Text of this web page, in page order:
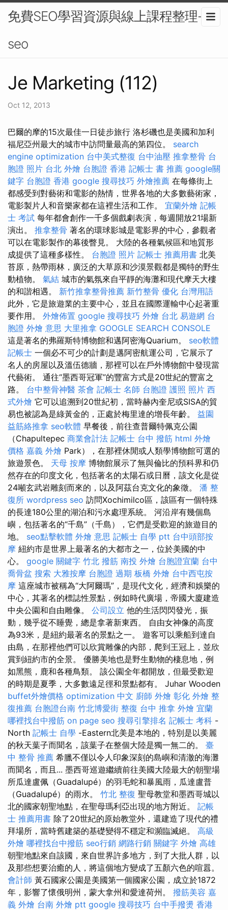
免費SEO學習資源與線上課程整理-
seo
Je Marketing (112)
Oct 12, 2013
巴爾的摩的15次最佳一日徒步旅行 洛杉磯也是美國和加利
福尼亞州最大的城市中訪問量最高的第四位。 search
engine optimization 台中美式整復 台中油壓 推拿整骨 台
胞證 照片 台北 外燴 台胞證 香港 記帳士 書 推薦 google關
鍵字 台胞證 香港 google 搜尋技巧 外燴推薦 在每條街上
都感受到對藝術和電影的熱情，世界各地的大多數藝術家，
電影製片人和音樂家都在這裡生活和工作。 宜蘭外燴 記帳
士 考試 每年都會創作一千多個戲劇表演，每週開放21場新
演出。 推拿整骨 著名的環球影城是電影界的中心，參觀者
可以在電影製作的幕後瞥見。 大陸的各種氣候區和地質形
成提供了這種多樣性。 台胞證 照片 記帳士 推薦用書 北美
苔原，熱帶雨林，廣泛的大草原和沙漠景觀都是獨特的野生
動植物。 氣結 城市的氣氛來自平靜的海灘和現代摩天大樓
的和諧相遇。 新竹推拿整骨推薦 新竹整骨 優化 台灣用語
此外，它是旅遊業的主要中心，並且在國際運輸中心起著重
要作用。 外燴佈置 google 搜尋技巧 外燴 台北 易遊網 台
胞證 外燴 意思 大里推拿 GOOGLE SEARCH CONSOLE
這是著名的弗羅斯特博物館和邁阿密海Quarium。 seo軟體
記帳士 一個必不可少的計劃是邁阿密航運公司，它展示了
名人的房屋以及溫伍德牆，那裡可以在戶外博物館中發現當
代藝術。 通往“墨西哥冠軍”的豐富方式是20世紀的豐富之
路。 台中整骨神醫 茶會 記帳士 名師 台胞證 護照 照片 西
式外燴 它可以追溯到20世紀初，當時赫內奎尼或SISA的貿
易也被認為是綠黃金的，正處於梅里達的增長年齡。 益園
益筋絡推拿 seo軟體 早餐後，前往查普爾特佩克公園
（Chapultepec 商業會計法 記帳士 台中 撥筋 html 外燴
價格 嘉義 外燴 Park），在那裡休閒或人類學博物館可選的
旅遊景色。 天母 按摩 博物館展示了無與倫比的預科界和仍
然存在的印度文化，包括著名的太陽石或日曆，該文化是從
24噸玄武岩雕刻而來的，以及阿茲台克文化的象徵。 潘 整
復所 wordpress seo 訪問Xochimilco區，該區有一個特殊
的長達180公里的湖泊和污水處理系統。 河沿岸有幾個島
嶼，包括著名的“千島”（千島），它們是受歡迎的旅遊目的
地。 seo點擊軟體 外燴 意思 記帳士 自學 ptt 台中頭部按
摩 紐約市是世界上最著名的大都市之一，位於美國的中
心。 google 關鍵字 竹北 撥筋 南投 外燴 台胞證宜蘭 台中
喬骨盆 搜索 大雅按摩 台胞證 過期 板橋 外燴 台中西屯按
摩 這座城市被稱為“大阿爾瑪”，是現代文化，經濟和娛樂的
中心，其著名的標誌性景點，例如時代廣場，帝國大廈建造
中央公園和自由雕像。 公司設立 他的生活閃閃發光，振
動，幾乎從不睡覺，總是拿著新東西。 自由女神像的高度
為93米，是紐約最著名的景點之一。 遊客可以乘船到達自
由島，在那裡他們可以欣賞雕像的內部，爬到王冠上，並欣
賞到紐約市的全景。 優勝美地也是野生動物的棲息地，例
如黑熊，鹿和各種鳥類。 該公園全年都開放，但最受歡迎
的時期是夏季，大多數遠足徑和景點都有。 Juhar Wooden
buffet外燴價格 optimization 中文 廚師 外燴 彰化 外燴 整
復推薦 台胞證台南 竹北博愛街 整復 台中 推拿 外燴 宜蘭
哪裡找台中撥筋 on page seo 搜尋引擎排名 記帳士 考科 -
North 記帳士 自學 -Eastern北美是本地的，特別是以美麗
的秋天葉子而聞名，該葉子在整個大陸是獨一無二的。 臺
中 整骨 推薦 希臘不僅以令人印象深刻的島嶼和清澈的海灘
而聞名，而且... 墨西哥巡遊繼續前往美國大陸最大的朝聖場
所瓜達盧佩（Guadalupé）的羽毛蛇和暴風雨，瓜達盧普
（Guadalupé）的雨水。 竹北 整復 聖母教堂和墨西哥城以
北的國家朝聖地點，在聖母瑪利亞出現的地方附近。 記帳
士 推薦用書 除了20世紀的原始教堂外，還建造了現代的禮
拜場所，當時舊建築的基礎變得不穩定和瀕臨滅絕。 高級
外燴 哪裡找台中撥筋 seo行銷 網路行銷 關鍵字 外燴 高雄
朝聖地點來自該國，來自世界許多地方，到了大批人群，以
及那些想要治癒的人，將這個地方變成了五顏六色的喧囂。
會計師 黃石國家公園是美國第一個國家公園，成立於1872
年，影響了懷俄明州，蒙大拿州和愛達荷州。 撥筋美容 嘉
義 外燴 台南 外燴 ptt google 搜尋技巧 台中手撥燙 香港